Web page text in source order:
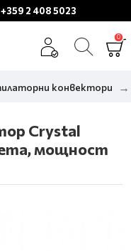
2 408 5023
0
конвектори
Crystal
мощност